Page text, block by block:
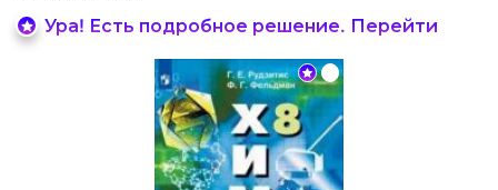
Ура! Есть подробное решение. Перейти